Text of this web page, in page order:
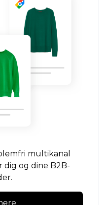
multikanal
dig og dine B2B-